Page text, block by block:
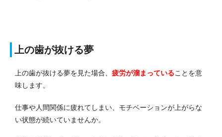
上の歯が抜ける夢
上の歯が抜ける夢を見た場合、 疲労が溜まっていることを意
味します。
仕事や人間関係に疲れてしまい、モチベーションが上がらな
い状態が続いていませんか。